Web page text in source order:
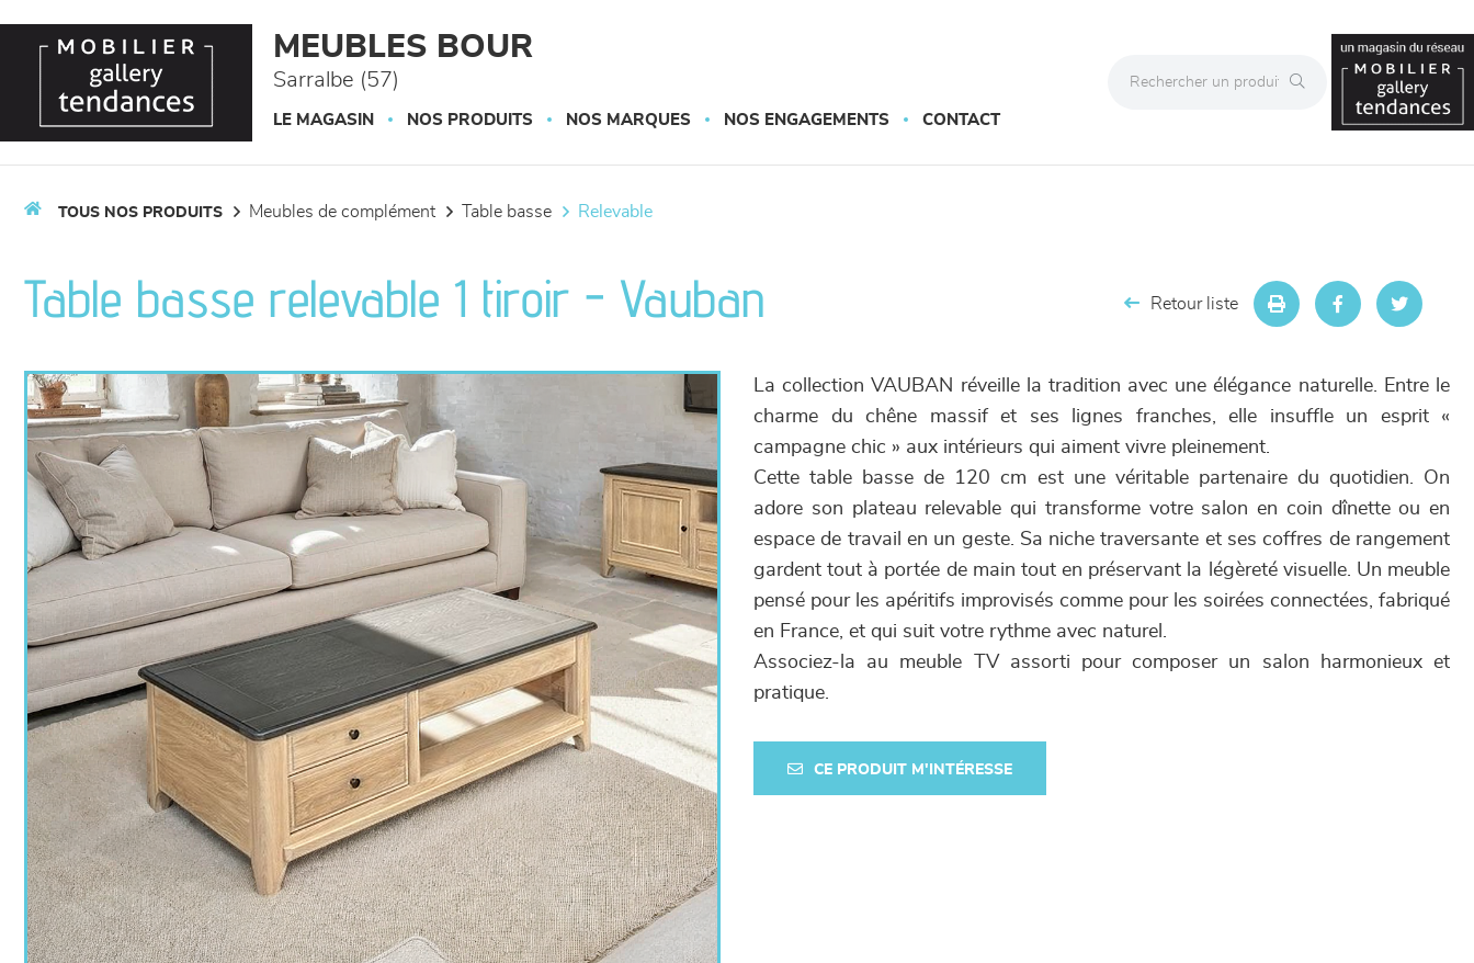
MEUBLES BOUR
Sarralbe (57)
LE MAGASIN NOS PRODUITS NOS MARQUES NOS ENGAGEMENTS CONTACT
TOUS NOS PRODUITS meubles de complément table basse relevable
Table basse relevable 1 tiroir - Vauban Retour liste
La collection VAUBAN réveille la tradition avec une élégance naturelle. Entre le
charme du chêne massif et ses lignes franches, elle insuffle un esprit «
campagne chic » aux intérieurs qui aiment vivre pleinement.
Cette table basse de 120 cm est une véritable partenaire du quotidien. On
adore son plateau relevable qui transforme votre salon en coin dînette ou en
espace de travail en un geste. Sa niche traversante et ses coffres de rangement
gardent tout à portée de main tout en préservant la légèreté visuelle. Un meuble
pensé pour les apéritifs improvisés comme pour les soirées connectées, fabriqué
en France, et qui suit votre rythme avec naturel.
Associez-la au meuble TV assorti pour composer un salon harmonieux et
pratique.
CE PRODUIT M'INTÉRESSE